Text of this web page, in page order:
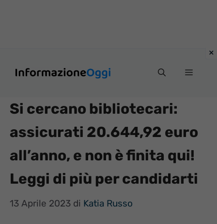
Menu
Si cercano bibliotecari:
assicurati 20.644,92 euro
all’anno, e non è finita qui!
Leggi di più per candidarti
13 Aprile 2023 di Katia Russo